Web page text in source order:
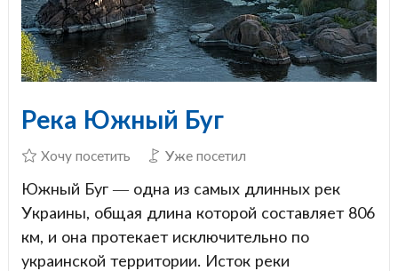
Река Южный Буг
Хочу посетить Уже посетил
Южный Буг — одна из самых длинных рек
Украины, общая длина которой составляет 806
км, и она протекает исключительно по
украинской территории. Исток реки